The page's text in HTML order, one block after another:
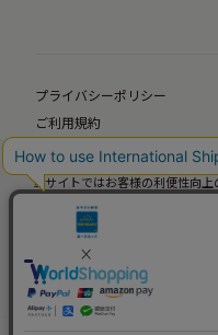
プライバシーポリシー
ご利用規約
企業サイト
当サイトではお客様の利便性向
当サイトの閲覧を継続された場
なします。
詳細については